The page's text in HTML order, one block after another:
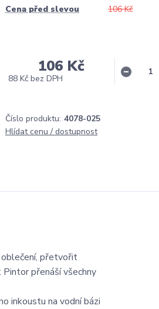
Cena před slevou
106 Kč
106 Kč
88 Kč bez DPH
Číslo produktu: 4078-025
Hlídat cenu / dostupnost
přetvořit
přenáší všechny
inkoustu na vodní bázi